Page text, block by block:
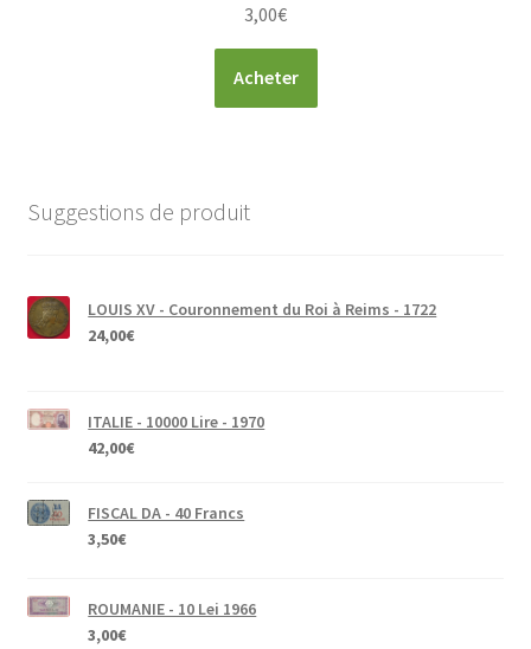
3,00€
Acheter
Suggestions de produit
LOUIS XV - Couronnement du Roi à Reims - 1722
24,00€
ITALIE - 10000 Lire - 1970
42,00€
FISCAL DA - 40 Francs
3,50€
ROUMANIE - 10 Lei 1966
3,00€